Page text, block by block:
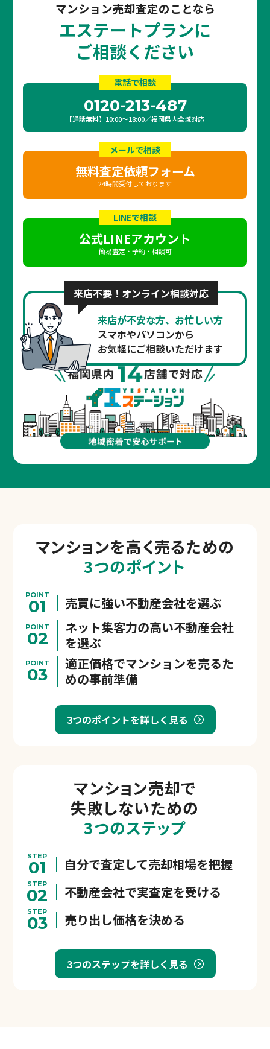
マンション売却査定のことなら
エステートプランに
ご相談ください
電話で相談
0120-213-487
【通話無料】10:00〜18:00／福岡県内全域対応
メールで相談
無料査定依頼フォーム
24時間受付しております
LINEで相談
公式LINEアカウント
簡易査定・予約・相談可
来店不要！オンライン相談対応
来店が不安な方、お忙しい方
スマホやパソコンから
お気軽にご相談いただけます
マンションを高く売るための
3つのポイント
POINT
01 売買に強い不動産会社を選ぶ
POINT
02
ネット集客力の高い不動産会社
を選ぶ
POINT
03
適正価格でマンションを売るた
めの事前準備
3つのポイントを詳しく見る
マンション売却で
失敗しないための
3つのステップ
STEP
01 自分で査定して売却相場を把握
STEP
02 不動産会社で実査定を受ける
STEP
03 売り出し価格を決める
3つのステップを詳しく見る